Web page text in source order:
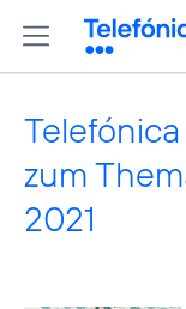
zum
2021